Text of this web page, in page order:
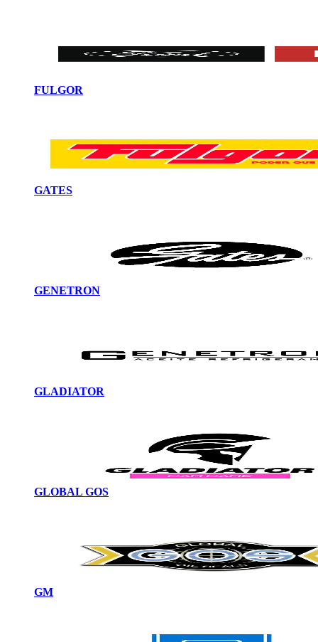
FULGOR
GATES
GENETRON
GLADIATOR
GLOBAL GOS
GM